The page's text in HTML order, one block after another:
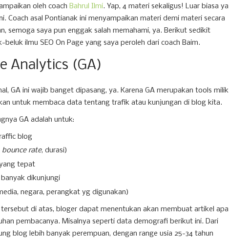
oleh coach Bahrul Ilmi. Yap, 4 materi sekaligus! Luar biasa ya
Coach asal Pontianak ini menyampaikan materi demi materi secara
semoga saya pun enggak salah memahami, ya. Berikut sedikit
ilmu SEO On Page yang saya peroleh dari coach Baim.
Analytics (GA)
GA ini wajib banget dipasang, ya. Karena GA merupakan tools milik
untuk membaca data tentang trafik atau kunjungan di blog kita.
GA adalah untuk:
blog
bounce rate, durasi)
tepat
dikunjungi
negara, perangkat yg digunakan)
di atas, bloger dapat menentukan akan membuat artikel apa
pembacanya. Misalnya seperti data demografi berikut ini. Dari
blog lebih banyak perempuan, dengan range usia 25-34 tahun